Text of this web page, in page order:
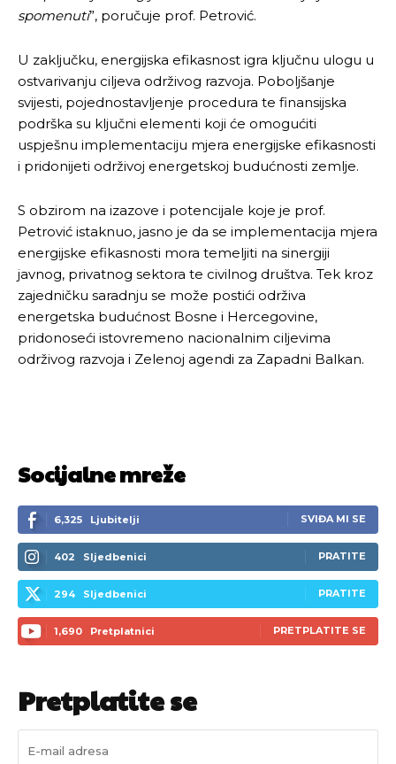
spomenuti”, poručuje prof. Petrović.
U zaključku, energijska efikasnost igra ključnu ulogu u
ostvarivanju ciljeva održivog razvoja. Poboljšanje
svijesti, pojednostavljenje procedura te finansijska
podrška su ključni elementi koji će omogućiti
uspješnu implementaciju mjera energijske efikasnosti
i pridonijeti održivoj energetskoj budućnosti zemlje.
S obzirom na izazove i potencijale koje je prof.
Petrović istaknuo, jasno je da se implementacija mjera
energijske efikasnosti mora temeljiti na sinergiji
javnog, privatnog sektora te civilnog društva. Tek kroz
zajedničku saradnju se može postići održiva
energetska budućnost Bosne i Hercegovine,
pridonoseći istovremeno nacionalnim ciljevima
održivog razvoja i Zelenoj agendi za Zapadni Balkan.
Socijalne mreže
6,325 Ljubitelji SVIĐA MI SE
402 Sljedbenici PRATITE
294 Sljedbenici PRATITE
1,690 Pretplatnici PRETPLATITE SE
Pretplatite se